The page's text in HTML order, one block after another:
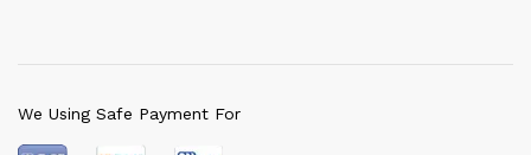
We Using Safe Payment For